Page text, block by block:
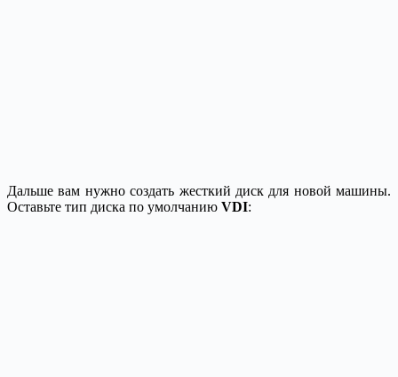
Дальше вам нужно создать жесткий диск для новой машины.
Оставьте тип диска по умолчанию VDI: